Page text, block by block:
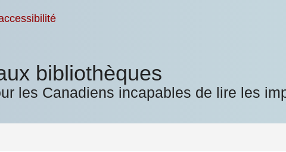
bibliothèques
les Canadiens incapables de lire les